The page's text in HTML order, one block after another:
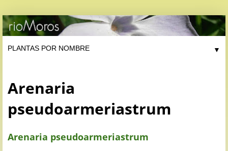
▼
Arenaria
pseudoarmeriastrum
Arenaria pseudoarmeriastrum